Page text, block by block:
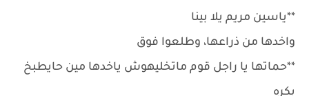
**ياسين مريم يلا بينا
واخدها من ذراعها، وطلعوا فوق
**حماتها يا راجل قوم ماتخليهوش ياخدها مين حايطبخ
بكره